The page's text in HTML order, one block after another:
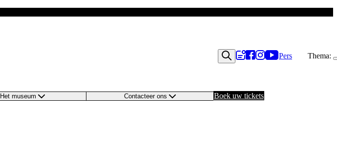
Pers
Het museum Contacteer ons Boek uw tickets
Thema: